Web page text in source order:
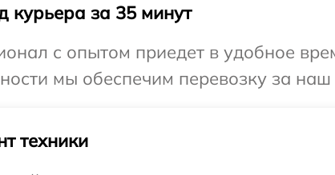
курьера за 35 минут
с опытом приедет в удобное
мы обеспечим перевозку за
техники